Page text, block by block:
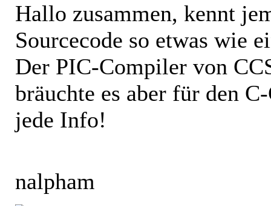
Hallo zusammen, kennt
Sourcecode so etwas wie
Der PIC-Compiler von
bräuchte es aber für den
jede Info!
nalpham